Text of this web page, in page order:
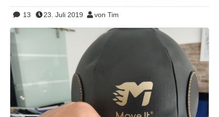
13 23. Juli 2019 von Tim